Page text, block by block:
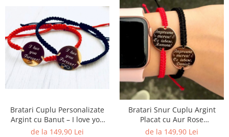
Bratari Cuplu Personalizate
Argint cu Banut – I love you
forever!
de la 149,90 Lei
Bratari Snur Cuplu Argint
Placat cu Aur Rose
Personalizate
de la 149,90 Lei